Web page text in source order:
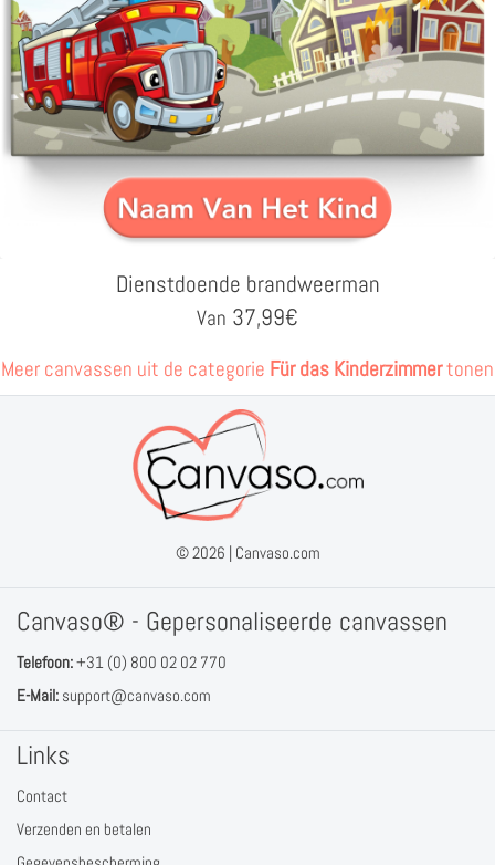
Dienstdoende brandweerman
Van 37,99€
Meer canvassen uit de categorie Für das Kinderzimmertonen
© 2026 | Canvaso.com
Canvaso® - Gepersonaliseerde canvassen
Telefoon:+31 (0) 800 02 02 770
E-Mail: support@canvaso.com
Links
Contact
Verzenden en betalen